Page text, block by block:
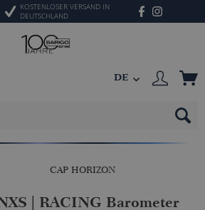
KOSTENLOSER VERSAND IN
DEUTSCHLAND
DE
CAP HORIZON
| RACING Barometer